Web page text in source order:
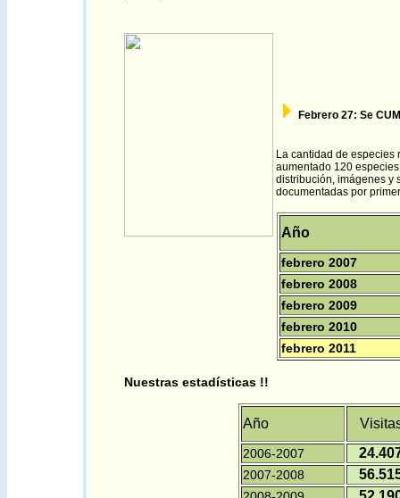
Febrero 27: Se
La cantidad de especies
aumentado 120
distribución, imágenes y
documentadas por
Año
febrero 2007
febrero 2008
febrero 2009
febrero 2010
febrero 2011
Nuestras estadísticas !!
Año
2006-2007
2007-2008